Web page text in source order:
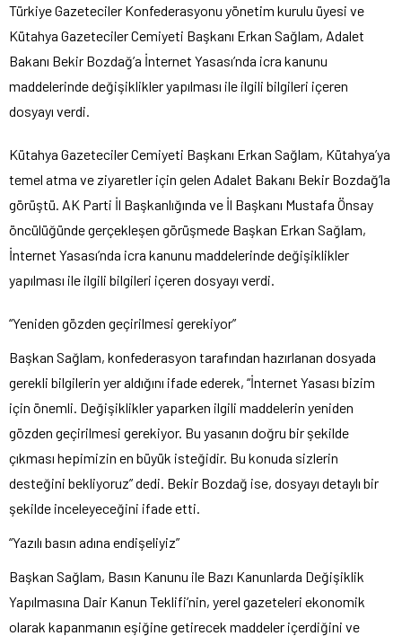
Türkiye Gazeteciler Konfederasyonu yönetim kurulu üyesi ve
Kütahya Gazeteciler Cemiyeti Başkanı Erkan Sağlam, Adalet
Bakanı Bekir Bozdağ’a İnternet Yasası’nda icra kanunu
maddelerinde değişiklikler yapılması ile ilgili bilgileri içeren
dosyayı verdi.
Kütahya Gazeteciler Cemiyeti Başkanı Erkan Sağlam, Kütahya’ya
temel atma ve ziyaretler için gelen Adalet Bakanı Bekir Bozdağ’la
görüştü. AK Parti İl Başkanlığında ve İl Başkanı Mustafa Önsay
öncülüğünde gerçekleşen görüşmede Başkan Erkan Sağlam,
İnternet Yasası’nda icra kanunu maddelerinde değişiklikler
yapılması ile ilgili bilgileri içeren dosyayı verdi.
“Yeniden gözden geçirilmesi gerekiyor”
Başkan Sağlam, konfederasyon tarafından hazırlanan dosyada
gerekli bilgilerin yer aldığını ifade ederek, “İnternet Yasası bizim
için önemli. Değişiklikler yaparken ilgili maddelerin yeniden
gözden geçirilmesi gerekiyor. Bu yasanın doğru bir şekilde
çıkması hepimizin en büyük isteğidir. Bu konuda sizlerin
desteğini bekliyoruz” dedi. Bekir Bozdağ ise, dosyayı detaylı bir
şekilde inceleyeceğini ifade etti.
“Yazılı basın adına endişeliyiz”
Başkan Sağlam, Basın Kanunu ile Bazı Kanunlarda Değişiklik
Yapılmasına Dair Kanun Teklifi’nin, yerel gazeteleri ekonomik
olarak kapanmanın eşiğine getirecek maddeler içerdiğini ve